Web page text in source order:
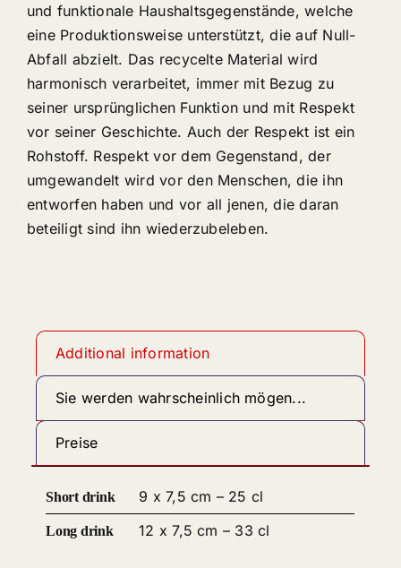
und funktionale Haushaltsgegenstände, welche
eine Produktionsweise unterstützt, die auf Null-
Abfall abzielt. Das recycelte Material wird
harmonisch verarbeitet, immer mit Bezug zu
seiner ursprünglichen Funktion und mit Respekt
vor seiner Geschichte. Auch der Respekt ist ein
Rohstoff. Respekt vor dem Gegenstand, der
umgewandelt wird vor den Menschen, die ihn
entworfen haben und vor all jenen, die daran
beteiligt sind ihn wiederzubeleben.
Additional information
Sie werden wahrscheinlich mögen...
Preise
Short drink 9 x 7,5 cm – 25 cl
Long drink 12 x 7,5 cm – 33 cl